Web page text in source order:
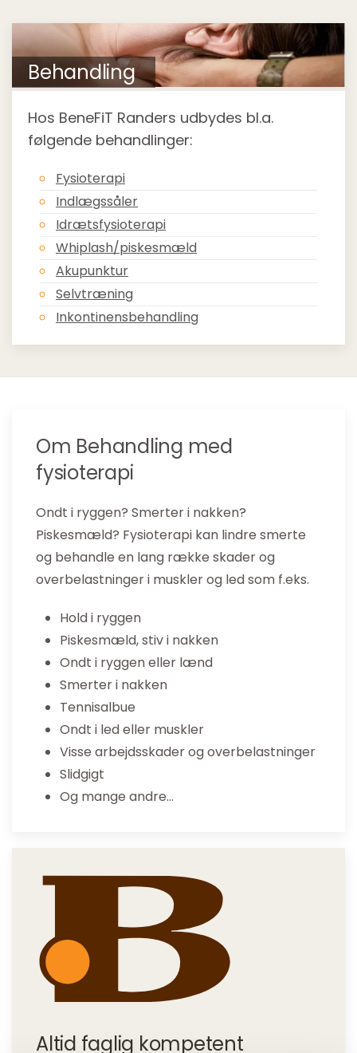
Behandling
Hos BeneFiT Randers udbydes bl.a.
følgende behandlinger:
Fysioterapi
Indlægssåler
Idrætsfysioterapi
Whiplash/piskesmæld
Akupunktur
Selvtræning
Inkontinensbehandling
Om Behandling med
fysioterapi
Ondt i ryggen? Smerter i nakken?
Piskesmæld? Fysioterapi kan lindre smerte
og behandle en lang række skader og
overbelastninger i muskler og led som f.eks.
Hold i ryggen
Piskesmæld, stiv i nakken
Ondt i ryggen eller lænd
Smerter i nakken
Tennisalbue
Ondt i led eller muskler
Visse arbejdsskader og overbelastninger
Slidgigt
Og mange andre…
Altid faglig kompetent